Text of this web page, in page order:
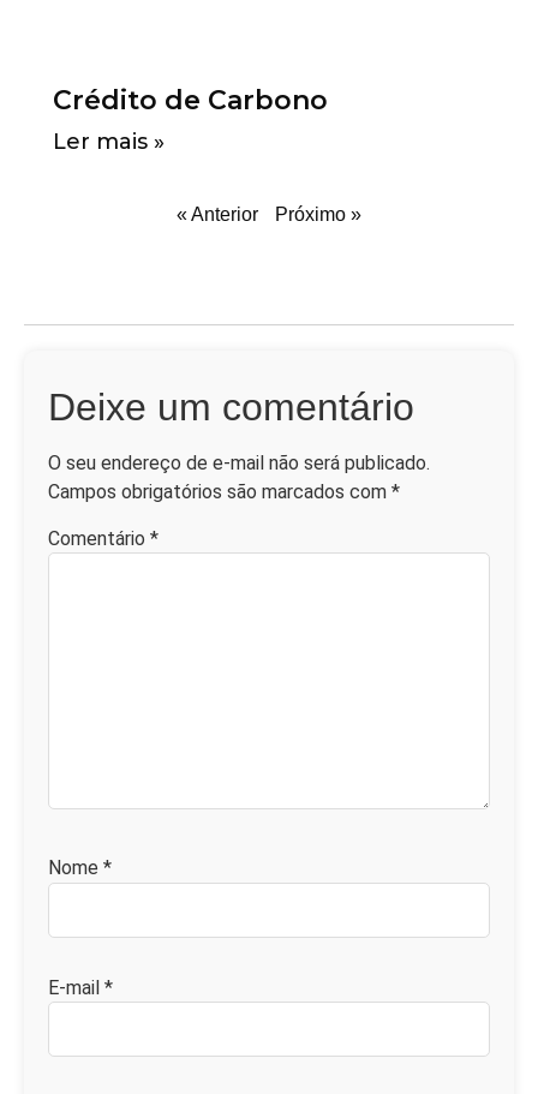
Crédito de Carbono
Ler mais »
« Anterior Próximo »
Deixe um comentário
O seu endereço de e-mail não será publicado.
Campos obrigatórios são marcados com *
Comentário *
Nome *
E-mail *